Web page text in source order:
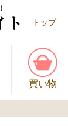
トップ
買い物